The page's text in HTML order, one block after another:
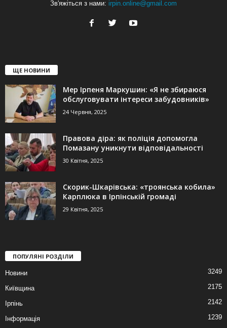
Зв'яжіться з нами: irpin.online@gmail.com
ЩЕ НОВИНИ
Мер Ірпеня Маркушин: «Я не збираюся
обслуговувати інтереси забудовників»
24 Червня, 2025
Правова діра: як поліція допомогла
Помазану уникнути відповідальності
30 Квітня, 2025
Скорик-Шкарівська: «троянська кобила»
Карплюка в Ірпінській громаді
29 Квітня, 2025
ПОПУЛЯНІ РОЗДІЛИ
Новини 3249
Київщина 2175
Ірпінь 2142
Інформація 1239